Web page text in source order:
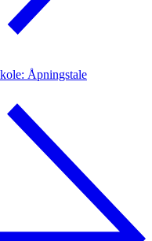
Åpningstale